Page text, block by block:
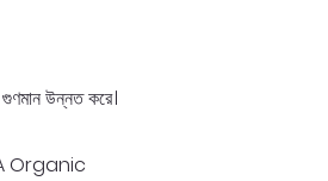
উন্নত করে।
Organic